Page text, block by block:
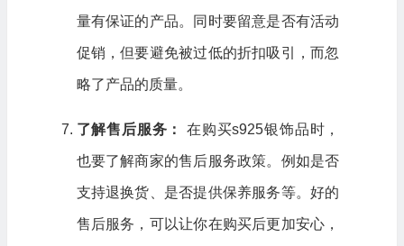
量有保证的产品。同时要留意是否有活动
促销，但要避免被过低的折扣吸引，而忽
略了产品的质量。
了解售后服务： 在购买s925银饰品时，
也要了解商家的售后服务政策。例如是否
支持退换货、是否提供保养服务等。好的
售后服务，可以让你在购买后更加安心，